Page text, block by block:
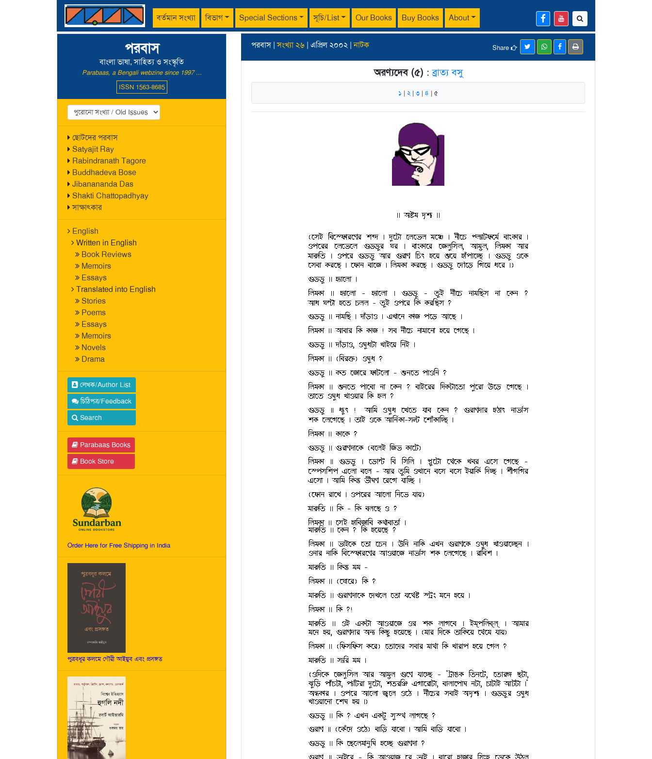
বর্তমান সংখ্যা বিভাগ Special Sections সূচি/List Our Books Buy Books About
পরবাস
বাংলা ভাষা, সাহিত্য ও সংস্কৃতি
Parabaas, a Bengali webzine since 1997 ...
ISSN 1563-8685
ছোটদের পরবাস
Satyajit Ray
Rabindranath Tagore
Buddhadeva Bose
Jibanananda Das
Shakti Chattopadhyay
সাক্ষাৎকার
English
Written in English
Book Reviews
Memoirs
Essays
Translated into English
Stories
Poems
Essays
Memoirs
Novels
Drama
লেখক/Author List
চিঠিপত্র/Feedback
Search
Parabaas Books
Book Store
Order Here for Free Shipping in India
পুত্রবধূর কলমে গৌরী আইয়ুব এবং প্রসঙ্গত
পরবাস |সংখ্যা ২৬ | এপ্রিল ২০০২ |নাটক Share
অরণ্যদেব (৫) :ব্রাত্য বসু
১ | ২ | ৩ | ৪ | ৫